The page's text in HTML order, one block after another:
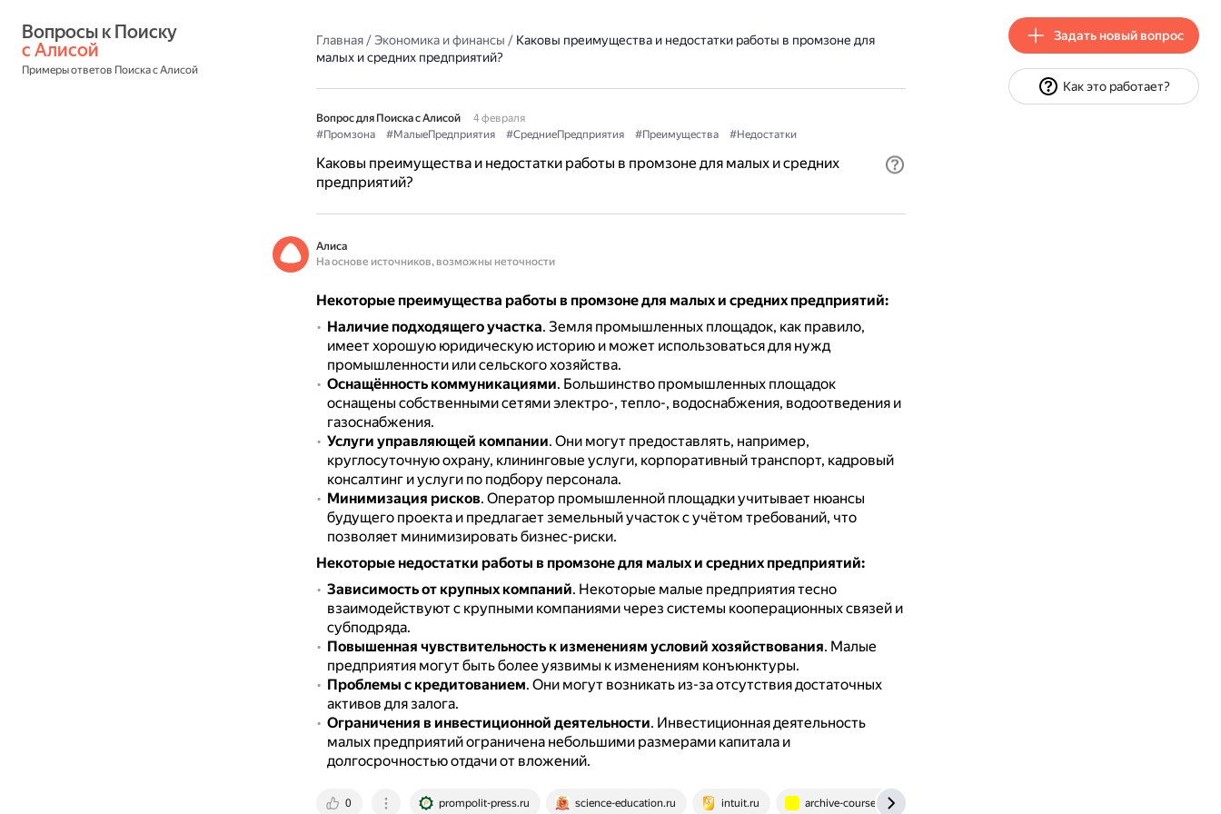
с Алисой
Примеры ответов Поиска с Алисой
Главная/Экономика и финансы / Каковы преимущества и недостатки работы в промзоне для
малых и средних предприятий?
Вопрос для Поиска с Алисой
4 февраля
#Промзона
#МалыеПредприятия #СредниеПредприятия #Преимущества #Недостатки
Каковы преимущества и недостатки работы в промзоне для малых и средних
предприятий?
Алиса
На основе источников, возможны неточности
Некоторые преимущества работы в промзоне для малых и средних предприятий:
Наличие подходящего участка. Земля промышленных площадок, как правило,
имеет хорошую юридическую историю и может использоваться для нужд
промышленности или сельского хозяйства.
Оснащённость коммуникациями. Большинство промышленных площадок
оснащены собственными сетями электро-, тепло-, водоснабжения, водоотведения и
газоснабжения.
Услуги управляющей компании. Они могут предоставлять, например,
круглосуточную охрану, клининговые услуги, корпоративный транспорт, кадровый
консалтинг и услуги по подбору персонала.
Минимизация рисков. Оператор промышленной площадки учитывает нюансы
будущего проекта и предлагает земельный участок с учётом требований, что
позволяет минимизировать бизнес-риски.
Некоторые недостатки работы в промзоне для малых и средних предприятий:
Зависимость от крупных компаний. Некоторые малые предприятия тесно
взаимодействуют с крупными компаниями через системы кооперационных связей и
субподряда.
Повышенная чувствительность к изменениям условий хозяйствования. Малые
предприятия могут быть более уязвимы к изменениям конъюнктуры.
Проблемы с кредитованием. Они могут возникать из-за отсутствия достаточных
активов для залога.
Ограничения в инвестиционной деятельности. Инвестиционная деятельность
малых предприятий ограничена небольшими размерами капитала и
долгосрочностью отдачи от вложений.
0 prompolit-press.ru science-education.ru intuit.ru archive-coursework.mmu.ru
Задать новый вопрос
Как это работает?